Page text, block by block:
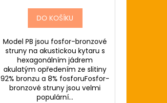
DO KOŠÍKU
Model PB jsou fosfor-bronzové
struny na akustickou kytaru s
hexagonálním jádrem
akulatým opředením ze slitiny
92% bronzu a 8% fosforuFosfor-
bronzové struny jsou velmi
populární...